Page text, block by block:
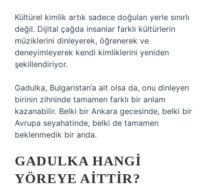
Kültürel kimlik artık sadece doğulan yerle sınırlı
değil. Dijital çağda insanlar farklı kültürlerin
müziklerini dinleyerek, öğrenerek ve
deneyimleyerek kendi kimliklerini yeniden
şekillendiriyor.
Gadulka, Bulgaristan’a ait olsa da, onu dinleyen
birinin zihninde tamamen farklı bir anlam
kazanabilir. Belki bir Ankara gecesinde, belki bir
Avrupa seyahatinde, belki de tamamen
beklenmedik bir anda.
GADULKA HANGI
YÖREYE AITTIR?